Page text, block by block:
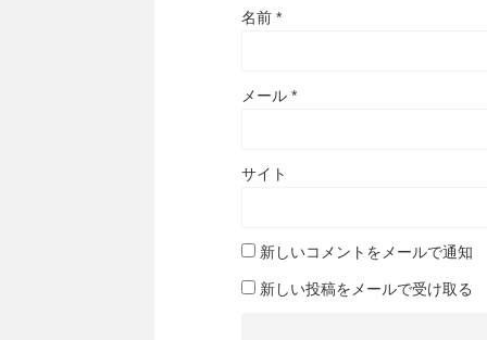
名前 *
メール *
サイト
新しいコメントをメールで通知
新しい投稿をメールで受け取る